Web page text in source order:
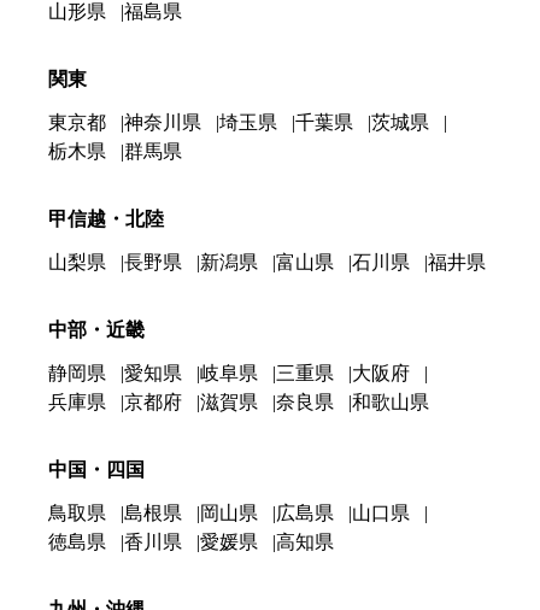
山形県
福島県
関東
東京都 神奈川県 埼玉県 千葉県
茨城県
栃木県
群馬県
甲信越・北陸
山梨県 長野県 新潟県 富山県 石川県 福井県
中部・近畿
静岡県 愛知県 岐阜県 三重県
大阪府
兵庫県
京都府 滋賀県 奈良県 和歌山県
中国・四国
鳥取県 島根県 岡山県 広島県
山口県
徳島県
香川県 愛媛県 高知県